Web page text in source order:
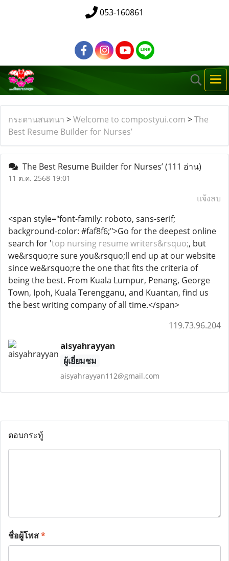
053-160861
กระดานสนทนา >Welcome to compostyui.com >The
Best Resume Builder for Nurses’
The Best Resume Builder for Nurses’(111 อ่าน)
11 ต.ค. 2568 19:01
แจ้งลบ
<span style="font-family: roboto, sans-serif;
background-color: #faf8f6;">Go for the deepest online
search for 'top nursing resume writers&rsquo;, but
we&rsquo;re sure you&rsquo;ll end up at our website
since we&rsquo;re the one that fits the criteria of
being the best. From Kuala Lumpur, Penang, George
Town, Ipoh, Kuala Terengganu, and Kuantan, find us
the best writing company of all time.</span>
119.73.96.204
aisyahrayyan
ผู้เยี่ยมชม
aisyahrayyan112@gmail.com
ตอบกระทู้
ชื่อผู้โพส*